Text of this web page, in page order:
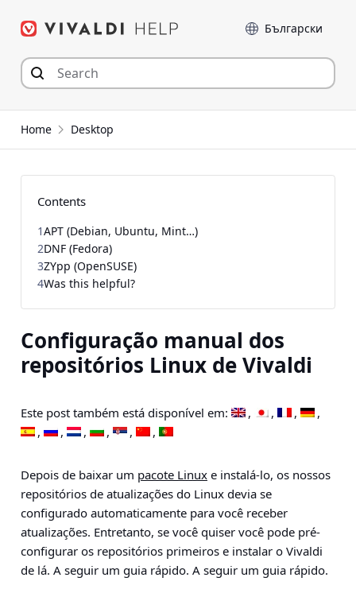
Language
Home Desktop
Configuração manual dos
repositórios Linux de Vivaldi
Este post também está disponível em:
Depois de baixar um pacote Linux e instalá-lo, os nossos
repositórios de atualizações do Linux devia se
configurado automaticamente para você receber
atualizações. Entretanto, se você quiser você pode pré-
configurar os repositórios primeiros e instalar o Vivaldi
de lá. A seguir um guia rápido. A seguir um guia rápido.
Contents
1APT (Debian, Ubuntu, Mint…)
2DNF (Fedora)
3ZYpp (OpenSUSE)
4Was this helpful?